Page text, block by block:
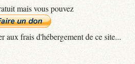
mais vous pouvez
aux frais d'hébergement de ce site...